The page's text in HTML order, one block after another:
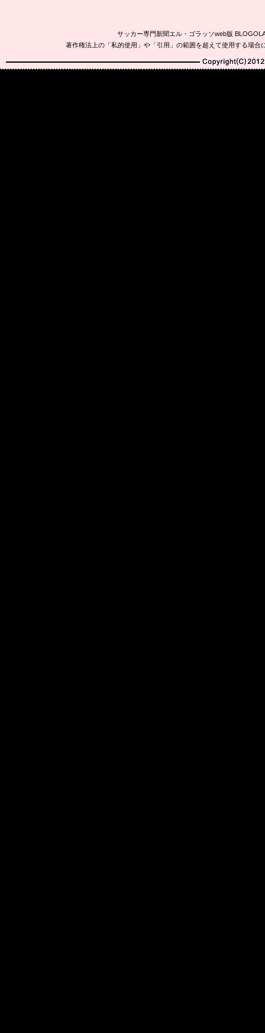
サッカー専門新聞エル・ゴラッソweb版
著作権法上の「私的使用」や「引用」の範囲を超えて使用する場
Copyright(C)2010-